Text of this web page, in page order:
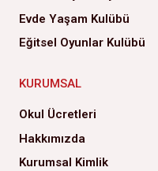
Evde Yaşam Kulübü
Eğitsel Oyunlar Kulübü
KURUMSAL
Okul Ücretleri
Hakkımızda
Kurumsal Kimlik